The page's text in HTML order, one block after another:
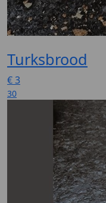
Turksbrood
€3
30